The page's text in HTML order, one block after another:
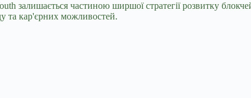
залишається частиною ширшої стратегії розвитку
та кар'єрних можливостей.